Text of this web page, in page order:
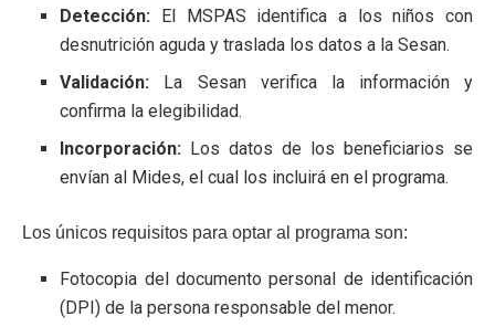
Detección: El MSPAS identifica a los niños con
desnutrición aguda y traslada los datos a la Sesan.
Validación: La Sesan verifica la información y
confirma la elegibilidad.
Incorporación: Los datos de los beneficiarios se
envían al Mides, el cual los incluirá en el programa.
Los únicos requisitos para optar al programa son:
Fotocopia del documento personal de identificación
(DPI) de la persona responsable del menor.